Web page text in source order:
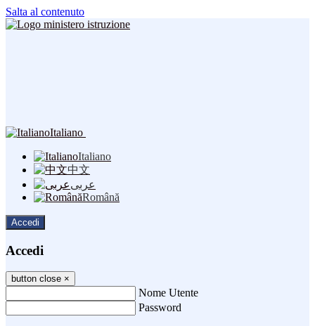
Salta al contenuto
Italiano
Italiano
中文
عربى
Română
Accedi
Accedi
button close ×
Nome Utente
Password